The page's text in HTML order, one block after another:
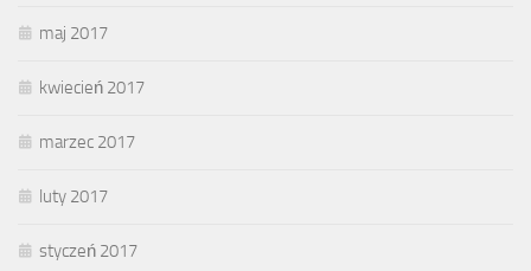
maj 2017
kwiecień 2017
marzec 2017
luty 2017
styczeń 2017